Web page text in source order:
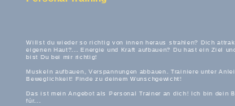
Willst du wieder so richtig von innen heraus strahlen? Dich
eigenen Haut?... Energie und Kraft aufbauen? Du hast ein Ziel
bist Du bei mir richtig!
Muskeln aufbauen, Verspannungen abbauen. Trainiere unter
Beweglichkeit! Finde zu deinem Wunschgewicht!
Das ist mein Angebot als Personal Trainer an dich! Ich bin dein
für...